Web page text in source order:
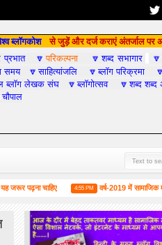
ब्लॉगकोश से जुड़ें और दर्ज कराएं अंतर्जाल पर
प्रभात 🔽परिकल्पना 🔽शब्द सभागार 🔽
समय 🔽साहित्यांजलि 🔽ब्लॉग परिक्रमा
ब्लॉग लेखक संघ 🔽ब्लॉगोत्सव 🔽शब्द शब्द
चाहिए 4:55 PM वर्ष-2019 में सामाजिक मीडिया